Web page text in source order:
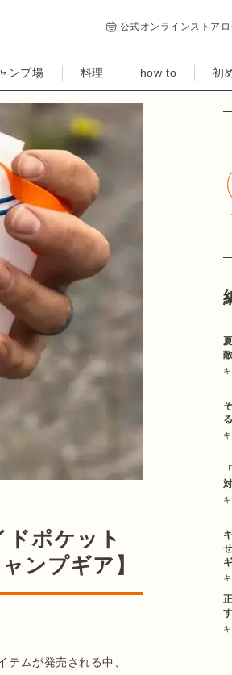
公式オンラインストア
ンプ場 料理 how to 初
ポケット
ンプギア】
ムが発売される中、